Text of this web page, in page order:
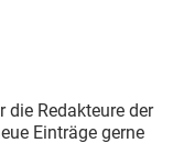
die Redakteure der
Einträge gerne